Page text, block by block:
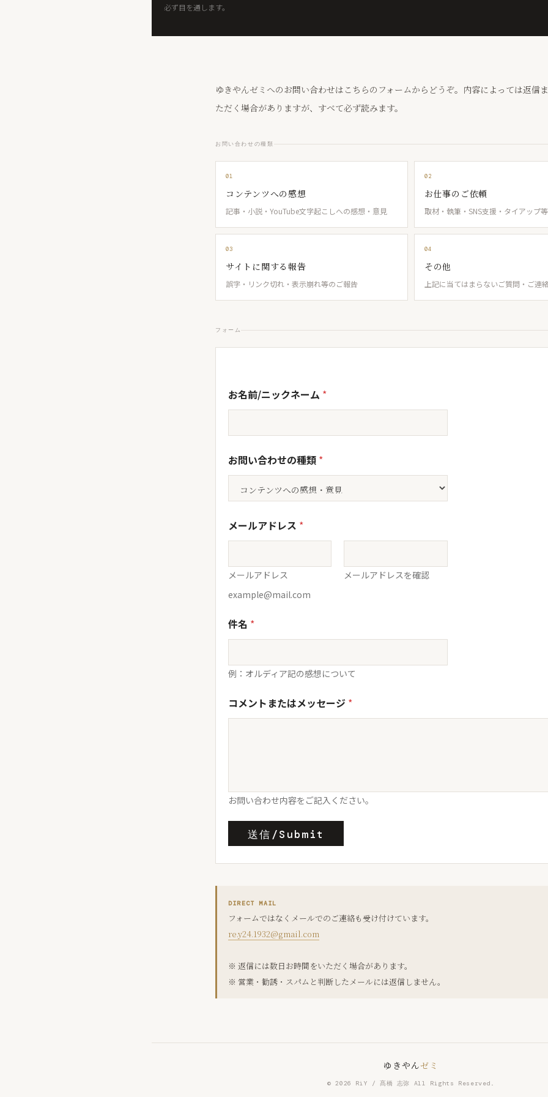
必ず目を通します。
ゆきやんゼミへのお問い合わせはこちらのフォームからどうぞ。内容によっては返信
ただく場合がありますが、すべて必ず読みます。
お問い合わせの種類
01
コンテンツへの感想
記事・小説・YouTube文字起こしへの感想・意見
02
お仕事のご依頼
取材・執筆・SNS支援・タイアップ等
03
サイトに関する報告
誤字・リンク切れ・表示崩れ等のご報告
04
その他
上記に当てはまらないご質問・ご連
フォーム
お名前/ニックネーム *
お問い合わせの種類 *
メールアドレス *
メールアドレス
メールアドレスを確認
example@mail.com
件名 *
例：オルディア記の感想について
コメントまたはメッセージ *
お問い合わせ内容をご記入ください。
送信/Submit
DIRECT MAIL
フォームではなくメールでのご連絡も受け付けています。
re.y24.1932@gmail.com
※ 返信には数日お時間をいただく場合があります。
※ 営業・勧誘・スパムと判断したメールには返信しません。
ゆきやんゼミ
© 2026 RiY / 髙橋 志弥 All Rights Reserved.